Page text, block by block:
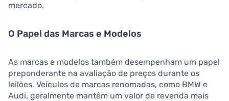
mercado.
O Papel das Marcas e Modelos
As marcas e modelos também desempenham um papel
preponderante na avaliação de preços durante os
leilões. Veículos de marcas renomadas, como BMW e
Audi, geralmente mantêm um valor de revenda mais